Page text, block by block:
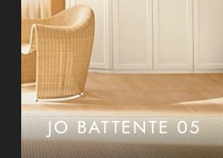
JO BATTENTE 05